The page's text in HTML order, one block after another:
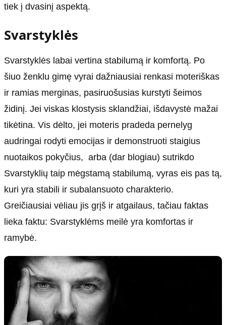
tiek į dvasinį aspektą.
Svarstyklės
Svarstyklės labai vertina stabilumą ir komfortą. Po
šiuo ženklu gimę vyrai dažniausiai renkasi moteriškas
ir ramias merginas, pasiruošusias kurstyti šeimos
židinį. Jei viskas klostysis sklandžiai, išdavystė mažai
tikėtina. Vis dėlto, jei moteris pradeda pernelyg
audringai rodyti emocijas ir demonstruoti staigius
nuotaikos pokyčius, arba (dar blogiau) sutrikdo
Svarstyklių taip mėgstamą stabilumą, vyras eis pas tą,
kuri yra stabili ir subalansuoto charakterio.
Greičiausiai vėliau jis grįš ir atgailaus, tačiau faktas
lieka faktu: Svarstyklėms meilė yra komfortas ir
ramybė.